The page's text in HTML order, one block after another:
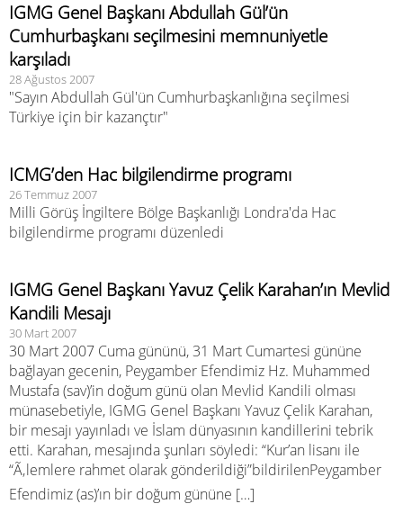
IGMG Genel Başkanı Abdullah Gül’ün
Cumhurbaşkanı seçilmesini memnuniyetle
karşıladı
28 Ağustos 2007
"Sayın Abdullah Gül'ün Cumhurbaşkanlığına seçilmesi
Türkiye için bir kazançtır"
ICMG’den Hac bilgilendirme programı
26 Temmuz 2007
Milli Görüş İngiltere Bölge Başkanlığı Londra'da Hac
bilgilendirme programı düzenledi
IGMG Genel Başkanı Yavuz Çelik Karahan’ın Mevlid
Kandili Mesajı
30 Mart 2007
30 Mart 2007 Cuma gününü, 31 Mart Cumartesi gününe
bağlayan gecenin, Peygamber Efendimiz Hz. Muhammed
Mustafa (sav)’in doğum günü olan Mevlid Kandili olması
münasebetiyle, IGMG Genel Başkanı Yavuz Çelik Karahan,
bir mesajı yayınladı ve İslam dünyasının kandillerini tebrik
etti. Karahan, mesajında şunları söyledi: “Kur’an lisanı ile
“Ã‚lemlere rahmet olarak gönderildiği”bildirilenPeygamber
Efendimiz (as)’ın bir doğum gününe […]